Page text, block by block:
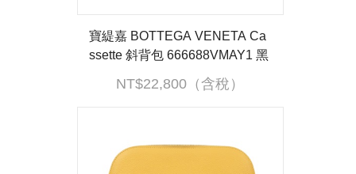
寶緹嘉 BOTTEGA VENETA Ca
ssette 斜背包 666688VMAY1 黑
CASSETTE肩背包 3X2 無附屬
NT$22,800（含稅）